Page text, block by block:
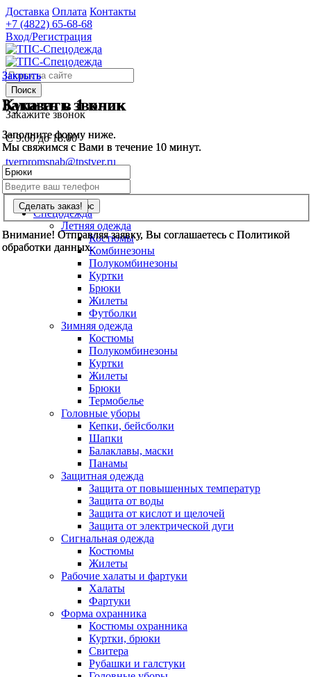
Доставка Оплата Контакты
+7 (4822) 65-68-68
Вход/Регистрация
Поиск
Закажите звонок
С 9.00 до 18.00
tverpromsnab@tpstver.ru
0шт.
Спецодежда
Летняя одежда
Костюмы
Комбинезоны
Полукомбинезоны
Куртки
Брюки
Жилеты
Футболки
Зимняя одежда
Костюмы
Полукомбинезоны
Куртки
Жилеты
Брюки
Термобелье
Головные уборы
Кепки, бейсболки
Шапки
Балаклавы, маски
Панамы
Защитная одежда
Защита от повышенных температур
Защита от воды
Защита от кислот и щелочей
Защита от электрической дуги
Сигнальная одежда
Костюмы
Жилеты
Рабочие халаты и фартуки
Халаты
Фартуки
Форма охранника
Костюмы охранника
Куртки, брюки
Свитера
Рубашки и галстуки
Закрыть
Заказать звонок
Заполните форму ниже.
Мы свяжимся с Вами в течение 10 минут.
Внимание! Отправляя заявку, Вы соглашаетесь с Политикой
обработки данных.
Закрыть
Купить в 1 клик
Заполните форму ниже.
Мы свяжимся с Вами в течение 10 минут.
Внимание! Отправляя заявку, Вы соглашаетесь с Политикой
обработки данных.